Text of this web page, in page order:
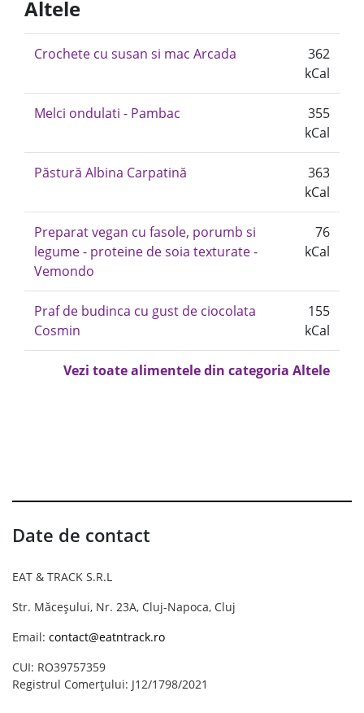
Altele
Crochete cu susan si mac Arcada
362
kCal
Melci ondulati - Pambac
355
kCal
Păstură Albina Carpatină
363
kCal
Preparat vegan cu fasole, porumb si
legume - proteine de soia texturate -
Vemondo
76
kCal
Praf de budinca cu gust de ciocolata
Cosmin
155
kCal
Vezi toate alimentele din categoria Altele
Date de contact
EAT & TRACK S.R.L
Str. Măceșului, Nr. 23A, Cluj-Napoca, Cluj
Email: contact@eatntrack.ro
CUI: RO39757359
Registrul Comerțului: J12/1798/2021